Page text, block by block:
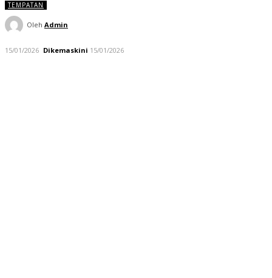
TEMPATAN
Oleh Admin
15/01/2026 Dikemaskini 15/01/2026